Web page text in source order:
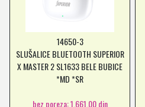
14650-3
SLUŠALICE BLUETOOTH SUPERIOR
X MASTER 2 SL1633 BELE BUBICE
*MD *SR
bez poreza: 1.661,00 din